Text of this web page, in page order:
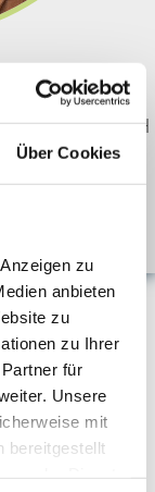
Über Cookies
zu
anbieten
zu
zu Ihrer
für
Unsere
mit
bereitgestellt
Sie da!
UHR & NACH
7779